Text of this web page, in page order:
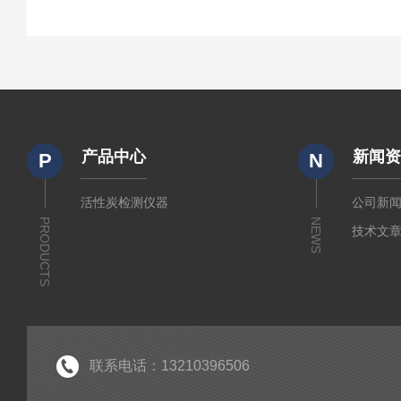
P
PRODUCTS
产品中心
活性炭检测仪器
N
NEWS
新闻
公司新
技术文
联系电话：13210396506